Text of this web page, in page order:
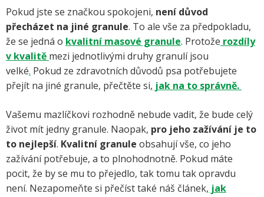
Pokud jste se značkou spokojeni, není důvod
přecházet na jiné granule. To ale vše za předpokladu,
že se jedná o kvalitní masové granule. Protože rozdíly
v kvalitě mezi jednotlivými druhy granulí jsou
velké. Pokud ze zdravotních důvodů psa potřebujete
přejít na jiné granule, přečtěte si, jak na to správně.
Vašemu mazlíčkovi rozhodně nebude vadit, že bude celý
život mít jedny granule. Naopak, pro jeho zažívání je to
to nejlepší. Kvalitní granule obsahují vše, co jeho
zažívání potřebuje, a to plnohodnotně. Pokud máte
pocit, že by se mu to přejedlo, tak tomu tak opravdu
není. Nezapomeňte si přečíst také náš článek, jak